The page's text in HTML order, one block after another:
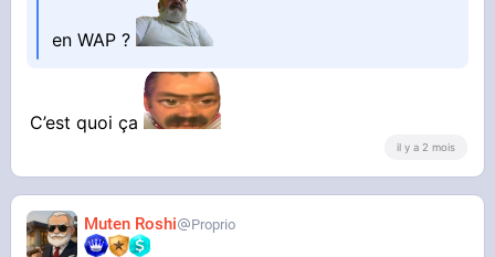
en WAP ?
C’est quoi ça
il y a 2 mois
Muten Roshi Proprio